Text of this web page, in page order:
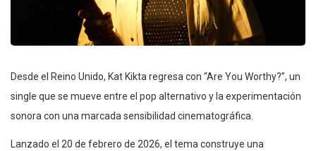
Desde el Reino Unido, Kat Kikta regresa con “Are You Worthy?”, un
single que se mueve entre el pop alternativo y la experimentación
sonora con una marcada sensibilidad cinematográfica.
Lanzado el 20 de febrero de 2026, el tema construye una